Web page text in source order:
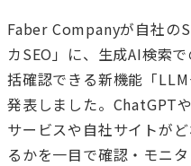
Faber Companyが自社の
カSEO」に、生成AI検索
括確認できる新機能「
発表しました。ChatGPT
サービスや自社サイトが
るかを一目で確認・モニ